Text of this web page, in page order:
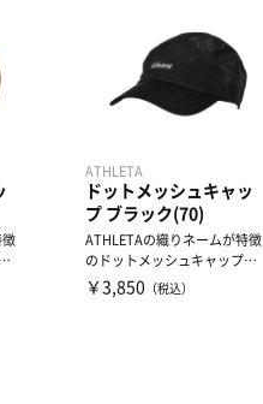
徴
ATHLETA
ドットメッシュキャッ
プ ブラック(70)
ATHLETAの織りネームが特徴
のドットメッシュキャップで
す。通気性に優れたメッ...
￥3,850 （税込）